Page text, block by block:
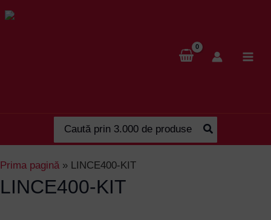
Skip
to
for:
Prima pagină» LINCE400-KIT
LINCE400-KIT